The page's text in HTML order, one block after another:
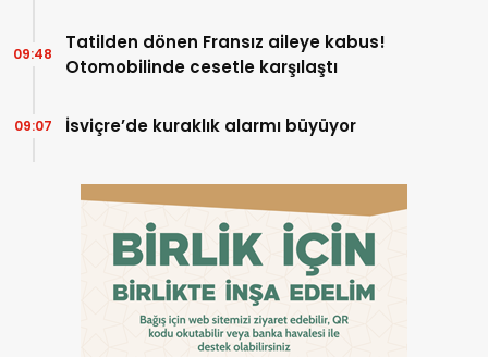
Tatilden dönen Fransız aileye kabus!
Otomobilinde cesetle karşılaştı
09:48
İsviçre’de kuraklık alarmı büyüyor
09:07